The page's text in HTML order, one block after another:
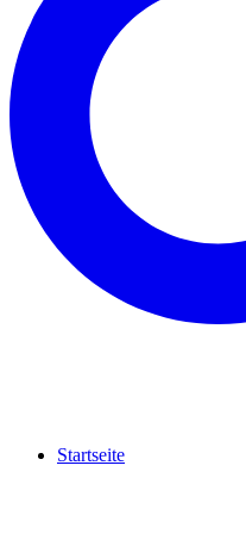
Startseite